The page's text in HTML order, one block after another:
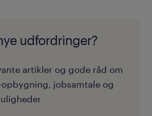
udfordringer?
artikler og gode råd om
opbygning, jobsamtale og